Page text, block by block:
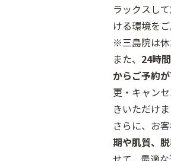
ラックスし
ける環境を
※三島院は
また、 24時
からご予約
更・キャン
きいただけ
さらに、お
期や肌質、